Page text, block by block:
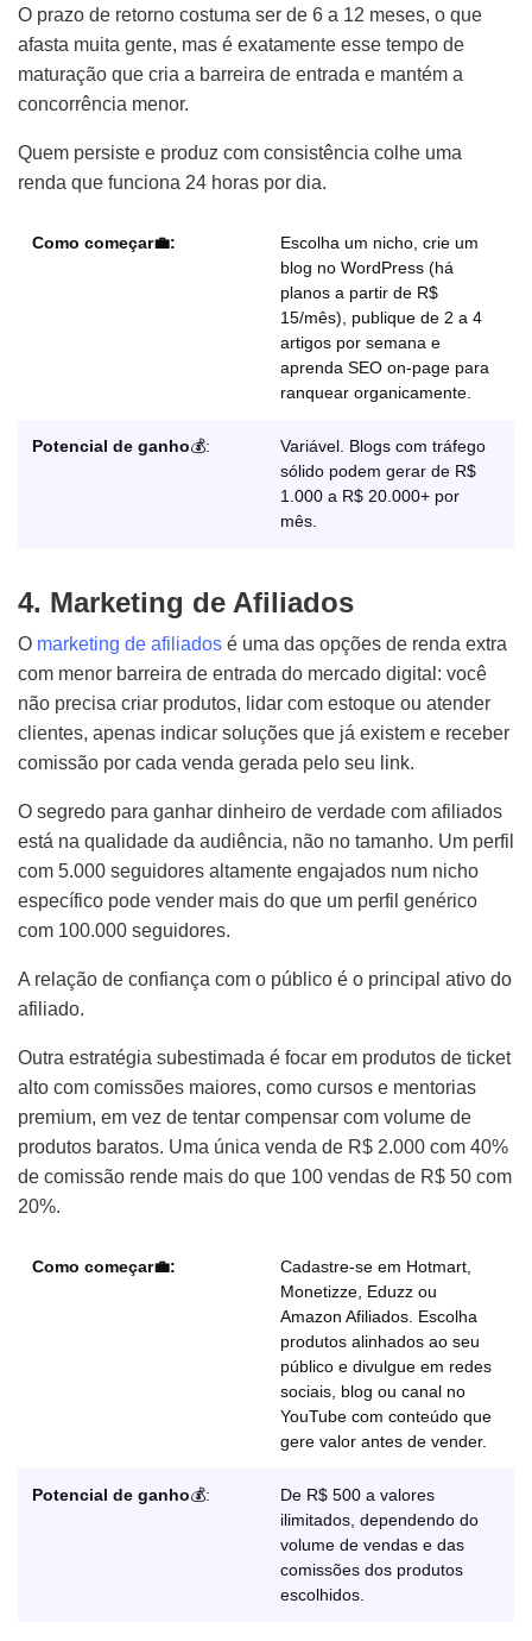
O prazo de retorno costuma ser de 6 a 12 meses, o que
afasta muita gente, mas é exatamente esse tempo de
maturação que cria a barreira de entrada e mantém a
concorrência menor.
Quem persiste e produz com consistência colhe uma
renda que funciona 24 horas por dia.
Como começar💼:
Escolha um nicho, crie um
blog no WordPress (há
planos a partir de R$
15/mês), publique de 2 a 4
artigos por semana e
aprenda SEO on-page para
ranquear organicamente.
Potencial de ganho💰:
Variável. Blogs com tráfego
sólido podem gerar de R$
1.000 a R$ 20.000+ por
mês.
4. Marketing de Afiliados
O marketing de afiliados é uma das opções de renda extra
com menor barreira de entrada do mercado digital: você
não precisa criar produtos, lidar com estoque ou atender
clientes, apenas indicar soluções que já existem e receber
comissão por cada venda gerada pelo seu link.
O segredo para ganhar dinheiro de verdade com afiliados
está na qualidade da audiência, não no tamanho. Um perfil
com 5.000 seguidores altamente engajados num nicho
específico pode vender mais do que um perfil genérico
com 100.000 seguidores.
A relação de confiança com o público é o principal ativo do
afiliado.
Outra estratégia subestimada é focar em produtos de ticket
alto com comissões maiores, como cursos e mentorias
premium, em vez de tentar compensar com volume de
produtos baratos. Uma única venda de R$ 2.000 com 40%
de comissão rende mais do que 100 vendas de R$ 50 com
20%.
Como começar💼:
Cadastre-se em Hotmart,
Monetizze, Eduzz ou
Amazon Afiliados. Escolha
produtos alinhados ao seu
público e divulgue em redes
sociais, blog ou canal no
YouTube com conteúdo que
gere valor antes de vender.
Potencial de ganho💰:
De R$ 500 a valores
ilimitados, dependendo do
volume de vendas e das
comissões dos produtos
escolhidos.